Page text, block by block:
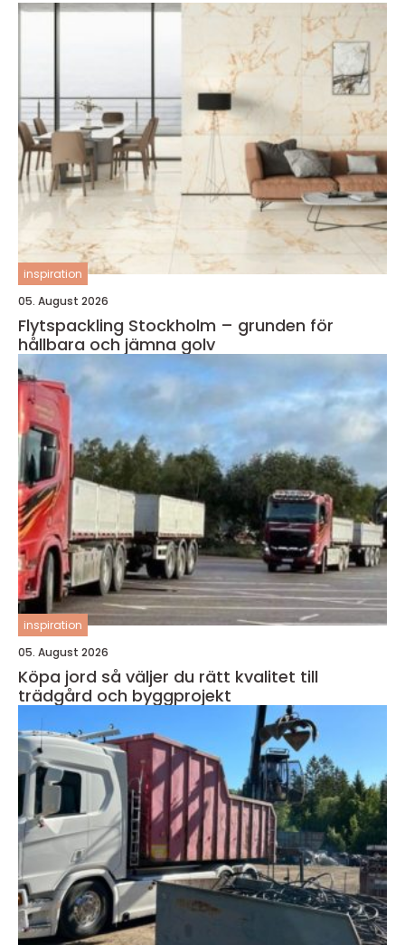
inspiration
05. August 2026
Flytspackling Stockholm – grunden för
hållbara och jämna golv
inspiration
05. August 2026
Köpa jord så väljer du rätt kvalitet till
trädgård och byggprojekt